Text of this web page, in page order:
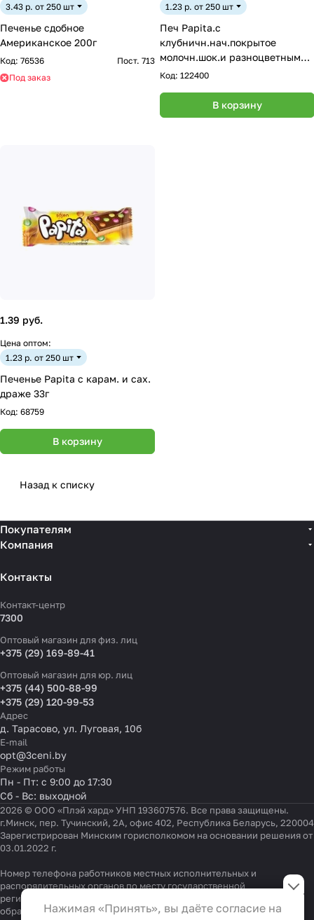
3.43 р. от 250 шт
Печенье сдобное
Американское 200г
Код: 76536
Пост. 713
Под заказ
1.23 р. от 250 шт
Печ Papita.с
клубничн.нач.покрытое
молочн.шок.и разноцветным
сахарн.драже Papita 33г
Код: 122400
В корзину
1.39 руб.
Цена оптом:
1.23 р. от 250 шт
Печенье Papita с карам. и сах.
драже 33г
Код: 68759
В корзину
Назад к списку
Покупателям
Компания
Контакты
Контакт-центр
7300
Оптовый магазин для физ. лиц
+375 (29) 169-89-41
Оптовый магазин для юр. лиц
+375 (44) 500-88-99
+375 (29) 120-99-53
Адрес
д. Тарасово, ул. Луговая, 10б
E-mail
opt@3ceni.by
Режим работы
Пн - Пт: с 9:00 до 17:30
Сб - Вс: выходной
2026 © ООО «Плэй хард» УНП 193607576. Все права защищены.
г.Минск, пер. Тучинский, 2А, офис 402, Республика Беларусь, 220004
Зарегистрирован Минским горисполкомом на основании решения от
03.01.2022 г.
Номер телефона работников местных исполнительных и
распорядительных органов по месту государственной
регистрации ООО «Плэй хард», уполномоченных рассматривать
обращения покупателей:+375 17 323-41-58,+375 17 370-30-64
Настройки файлов cookie
Функциональные
Нажимая «Принять», вы даёте согласие на